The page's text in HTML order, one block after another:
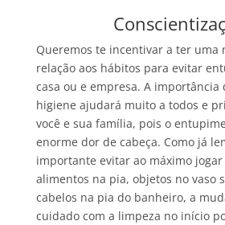
Queremos te incentivar a ter uma
relação aos hábitos para evitar
casa ou e empresa. A importância
higiene ajudará muito a todos e
você e sua família, pois o
enorme dor de cabeça. Como já
importante evitar ao máximo jogar
alimentos na pia, objetos no vaso
cabelos na pia do banheiro, a
cuidado com a limpeza no início